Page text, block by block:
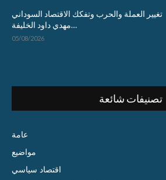
تغيير العملة والحرب وتفكك الاقتصاد السوداني
…مهدي داود الخليفة
05/08/2026
تصنيفات شائعة
عامة
مواضيع
اقتصاد سياسي